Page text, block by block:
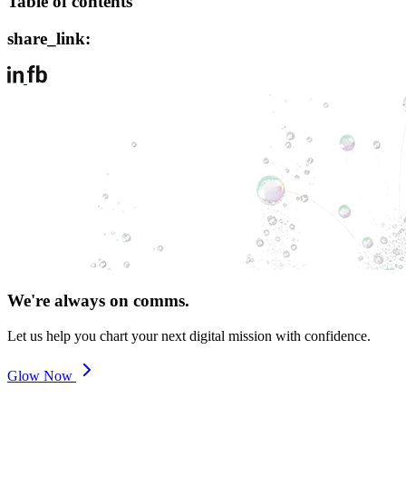
share_link:
We're always on comms.
Let us help you chart your next digital mission with confidence.
Glow Now